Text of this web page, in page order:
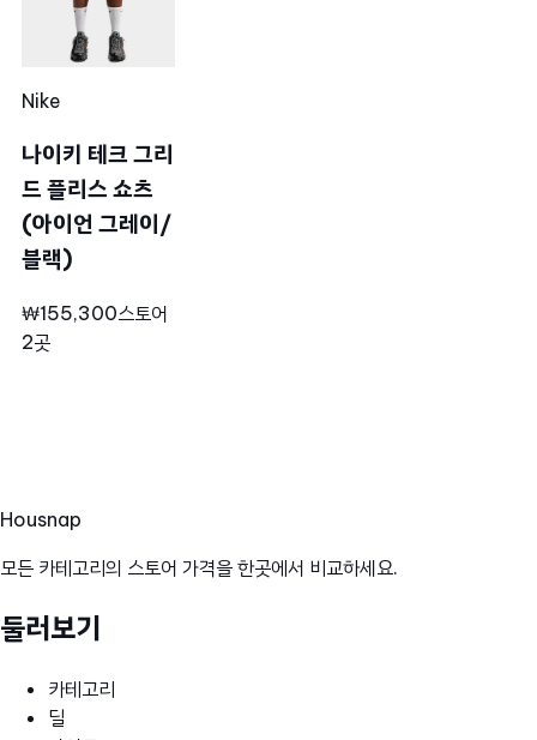
Nike
나이키 테크 그리
드 플리스 쇼츠
(아이언 그레이/
블랙)
₩155,300스토어
2곳
Housnap
모든 카테고리의 스토어 가격을 한곳에서 비교하세요.
둘러보기
카테고리
딜